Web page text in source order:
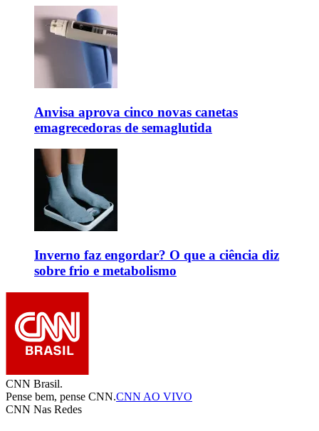
Anvisa aprova cinco novas canetas
emagrecedoras de semaglutida
Inverno faz engordar? O que a ciência diz
sobre frio e metabolismo
CNN Brasil.
Pense bem, pense CNN.CNN AO VIVO
CNN Nas Redes